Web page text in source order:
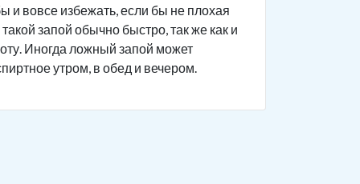
и вовсе избежать, если бы не плохая
запой обычно быстро, так же как и
Иногда ложный запой может
утром, в обед и вечером.